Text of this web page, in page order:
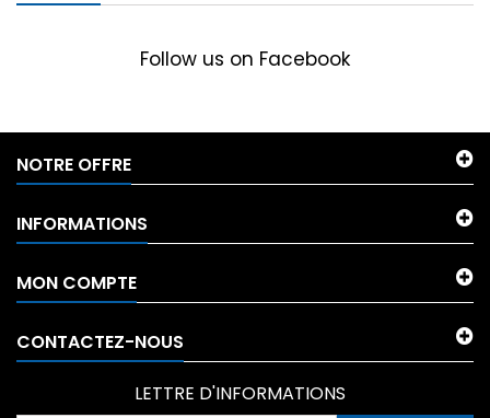
Follow us on Facebook
NOTRE OFFRE
INFORMATIONS
MON COMPTE
CONTACTEZ-NOUS
LETTRE D'INFORMATIONS